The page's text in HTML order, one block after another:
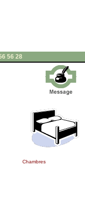
56 28
Chambres